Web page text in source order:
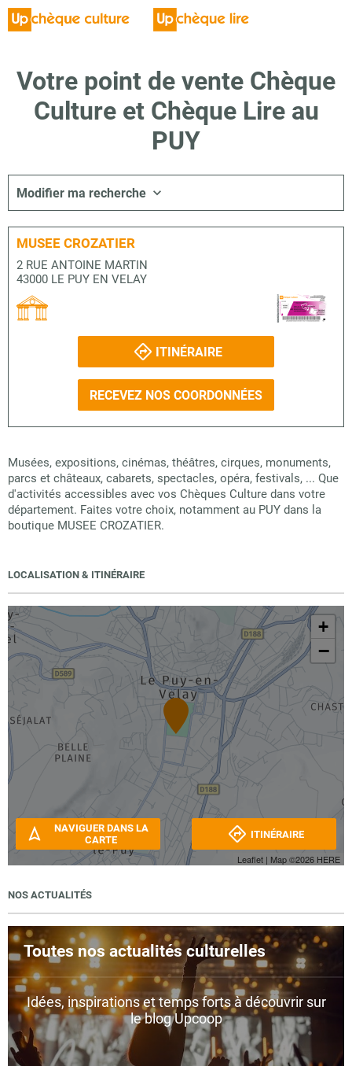
Votre point de vente Chèque
Culture et Chèque Lire au
PUY
Modifier ma recherche
MUSEE CROZATIER
2 RUE ANTOINE MARTIN
43000 LE PUY EN VELAY
ITINÉRAIRE
RECEVEZ NOS COORDONNÉES
Musées, expositions, cinémas, théâtres, cirques, monuments,
parcs et châteaux, cabarets, spectacles, opéra, festivals, ... Que
d'activités accessibles avec vos Chèques Culture dans votre
département. Faites votre choix, notamment au PUY dans la
boutique MUSEE CROZATIER.
LOCALISATION & ITINÉRAIRE
+
−
Leaflet | Map ©2026 HERE
NAVIGUER DANS LA
CARTE
ITINÉRAIRE
NOS ACTUALITÉS
Toutes nos actualités culturelles
Idées, inspirations et temps forts à découvrir sur
le blog Upcoop